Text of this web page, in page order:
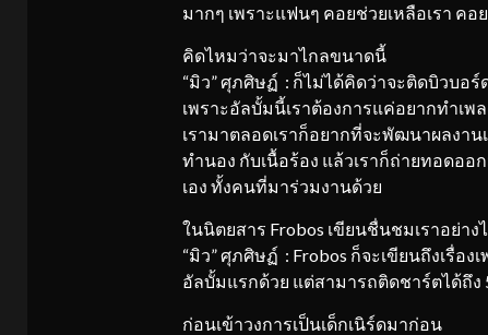
มากๆ เพราะแฟนๆ คอยช่วยเหลือเรา คอ
คิดไหมว่าจะมาไกลขนาดนี้
“มิว” ศุภศิษฏ์ : ก็ไม่ได้คิดว่าจะติดบิวบอร์
เพราะอัลบั้มนี้เราต้องการแค่อยากทำเ
เรามาตลอดเราก็อยากที่จะพัฒนาผลงาน
ทำนอง กับเนื้อร้อง แล้วเราก็ถ่ายทอดออ
เอง ทั้งคนที่มาร่วมงานด้วย
ในนิตยสาร Frobos เขียนชื่นชมเราอย่าง
“มิว” ศุภศิษฏ์ : Frobos ก็จะเขียนถึงเรื่อ
อัลบั้มแรกด้วย แต่สามารถติดชาร์ตได้ถึง
ก่อนเข้าวงการเป็นเด็กเนิร์ดมาก่อน